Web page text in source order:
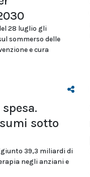
28 luglio gli
sommerso delle
e cura
sotto
39,3 miliardi di
negli anziani e